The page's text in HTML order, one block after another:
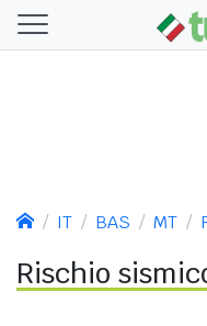
IT BAS MT
Rischio